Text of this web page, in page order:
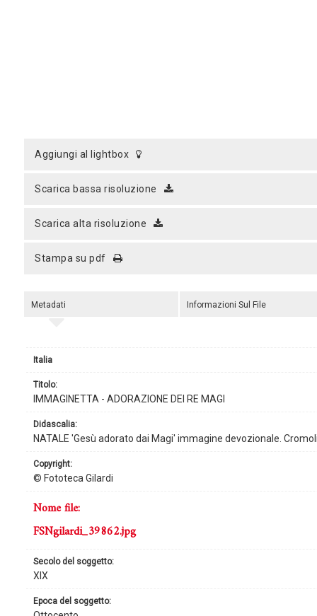
aggiungi al lightbox
scarica bassa risoluzione
scarica alta risoluzione
stampa su pdf
Metadati
Italia
titolo:
IMMAGINETTA - ADORAZIONE DEI RE MAGI
didascalia:
NATALE 'Gesù adorato dai Magi' immagine devozionale.
copyright:
© Fototeca Gilardi
secolo del soggetto:
XIX
epoca del soggetto:
nome file:
FSNgilardi_39862.jpg
Informazioni Sul File